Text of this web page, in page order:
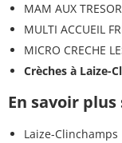
MAM AUX
MULTI ACCUEIL
MICRO CRECHE
Crèches à Laize-
En savoir
Laize-Clinchamps